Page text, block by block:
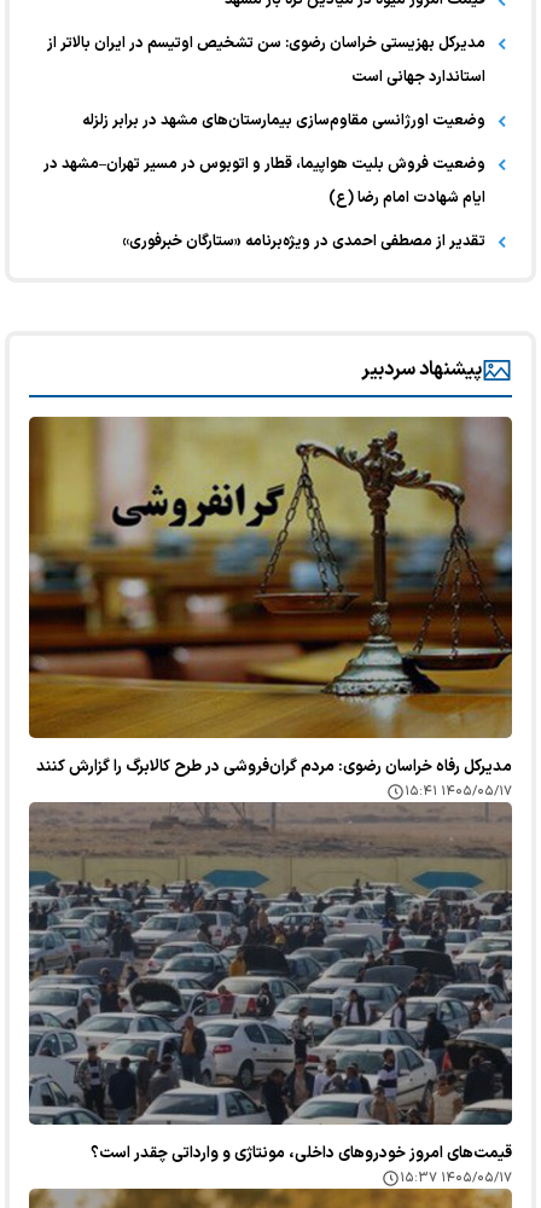
مدیرکل بهزیستی خراسان رضوی: سن تشخیص اوتیسم در ایران بالاتر از
استاندارد جهانی است
وضعیت اورژانسی مقاوم‌سازی بیمارستان‌های مشهد در برابر زلزله
وضعیت فروش بلیت هواپیما، قطار و اتوبوس در مسیر تهران–مشهد در
ایام شهادت امام رضا (ع)
تقدیر از مصطفی احمدی در ویژه‌برنامه «ستارگان خبرفوری»
پیشنهاد سردبیر
مدیرکل رفاه خراسان رضوی: مردم گران‌فروشی در طرح کالابرگ را گزارش کنند
۱۴۰۵/۰۵/۱۷ ۱۵:۴۱
قیمت‌های امروز خودرو‌های داخلی، مونتاژی و وارداتی چقدر است؟
۱۴۰۵/۰۵/۱۷ ۱۵:۳۷